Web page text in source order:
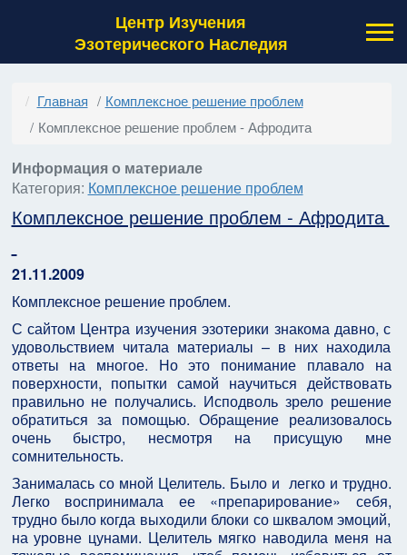
Центр Изучения
Эзотерического Наследия
Главная
Комплексное решение проблем
Комплексное решение проблем - Афродита
Информация о материале
Категория: Комплексное решение проблем
Комплексное решение проблем - Афродита
21.11.2009
Комплексное решение проблем.
С сайтом Центра изучения эзотерики знакома давно, с
удовольствием читала материалы – в них находила
ответы на многое. Но это понимание плавало на
поверхности, попытки самой научиться действовать
правильно не получались. Исподволь зрело решение
обратиться за помощью. Обращение реализовалось
очень быстро, несмотря на присущую мне
сомнительность.
Занималась со мной Целитель. Было и легко и трудно.
Легко воспринимала ее «препарирование» себя,
трудно было когда выходили блоки со шквалом эмоций,
на уровне цунами. Целитель мягко наводила меня на